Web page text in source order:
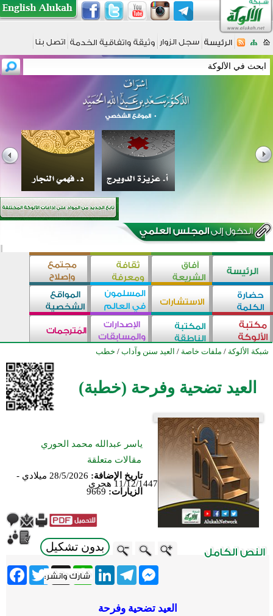
شبكة الألوكة / ملفات خاصة / العيد سنن وآداب / خطب
العيد تضحية وفرحة (خطبة)
ياسر عبدالله محمد الحوري
مقالات متعلقة
تاريخ الإضافة:
28/5/2026 ميلادي -
11/12/1447 هجري
الزيارات: 9669
بدون تشكيل
Twitter X
WhatsApp
LinkedInTelegram
Messenger
العيد تضحية وفرحة